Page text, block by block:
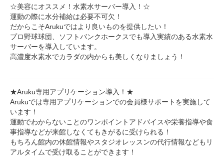
☆美容にオススメ！水素水サーバー導入！☆
運動の際に水分補給は必要不可欠！
だからこそArukuではより良いものを提供したい！
プロ野球球団、ソフトバンクホークスでも導入実績のある水素水
サーバーを導入しています。
高濃度水素水でカラダの内からも美しくなりましょう！
★Aruku専用アプリケーション導入！★
Arukuでは専用アプリケーションでの会員様サポートを実施して
います！
運動でわからないことのワンポイントアドバイスや栄養指導や食
事指導などが来館しなくてもきがるに受けられる！
もちろん館内の休館情報やスタジオレッスンの代行情報などもリ
アルタイムで受け取ることができます！